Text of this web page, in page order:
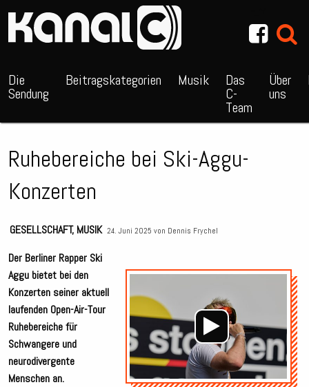
Die
Sendung
Beitragskategorien Musik Das
C-
Team
Über
uns
Ruhebereiche bei Ski-Aggu-
Konzerten
GESELLSCHAFT, MUSIK 24. Juni 2025 von Dennis Frychel
Der Berliner Rapper Ski
Aggu bietet bei den
Konzerten seiner aktuell
laufenden Open-Air-Tour
Ruhebereiche für
Schwangere und
neurodivergente
Menschen an.